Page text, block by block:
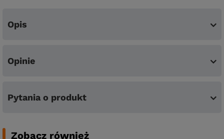
Opis
Opinie
Pytania o produkt
Zobacz również